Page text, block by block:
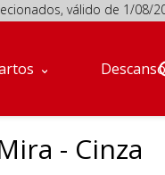
válido de 1/08/
Descanso
- Cinza